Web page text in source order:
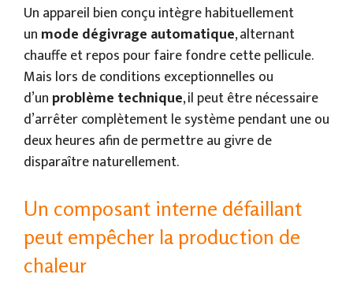
Un appareil bien conçu intègre habituellement
un mode dégivrage automatique, alternant
chauffe et repos pour faire fondre cette pellicule.
Mais lors de conditions exceptionnelles ou
d’un problème technique, il peut être nécessaire
d’arrêter complètement le système pendant une ou
deux heures afin de permettre au givre de
disparaître naturellement.
Un composant interne défaillant
peut empêcher la production de
chaleur